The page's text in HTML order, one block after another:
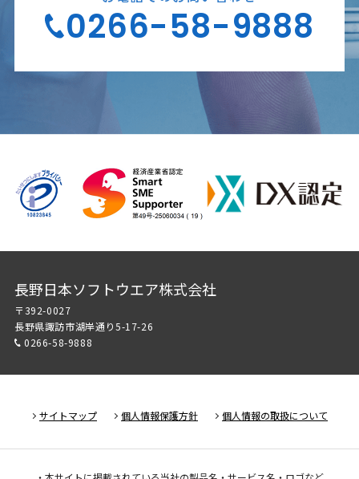
0266-58-9888
長野日本ソフトウエア株式会社
〒392-0027
長野県諏訪市湖岸通り5-17-26
0266-58-9888
サイトマップ 個人情報保護方針 個人情報の取扱について